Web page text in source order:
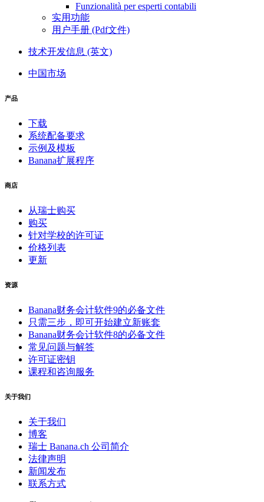
Funzionalità per esperti contabili
实用功能
用户手册 (Pdf文件)
技术开发信息 (英文)
中国市场
产品
下载
系统配备要求
示例及模板
Banana扩展程序
商店
从瑞士购买
购买
针对学校的许可证
价格列表
更新
资源
Banana财务会计软件9的必备文件
只需三步，即可开始建立新账套
Banana财务会计软件8的必备文件
常见问题与解答
许可证密钥
课程和咨询服务
关于我们
关于我们
博客
瑞士 Banana.ch 公司简介
法律声明
新闻发布
联系方式